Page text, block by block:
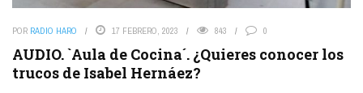
POR RADIO HARO 17 FEBRERO, 2023 843 0
AUDIO. `Aula de Cocina´. ¿Quieres conocer los
trucos de Isabel Hernáez?